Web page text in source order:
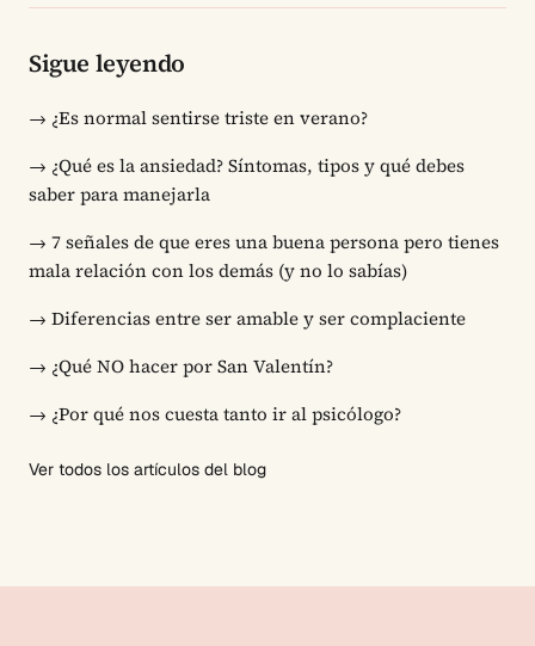
Sigue leyendo
→ ¿Es normal sentirse triste en verano?
→ ¿Qué es la ansiedad? Síntomas, tipos y qué debes
saber para manejarla
→ 7 señales de que eres una buena persona pero tienes
mala relación con los demás (y no lo sabías)
→ Diferencias entre ser amable y ser complaciente
→ ¿Qué NO hacer por San Valentín?
→ ¿Por qué nos cuesta tanto ir al psicólogo?
Ver todos los artículos del blog